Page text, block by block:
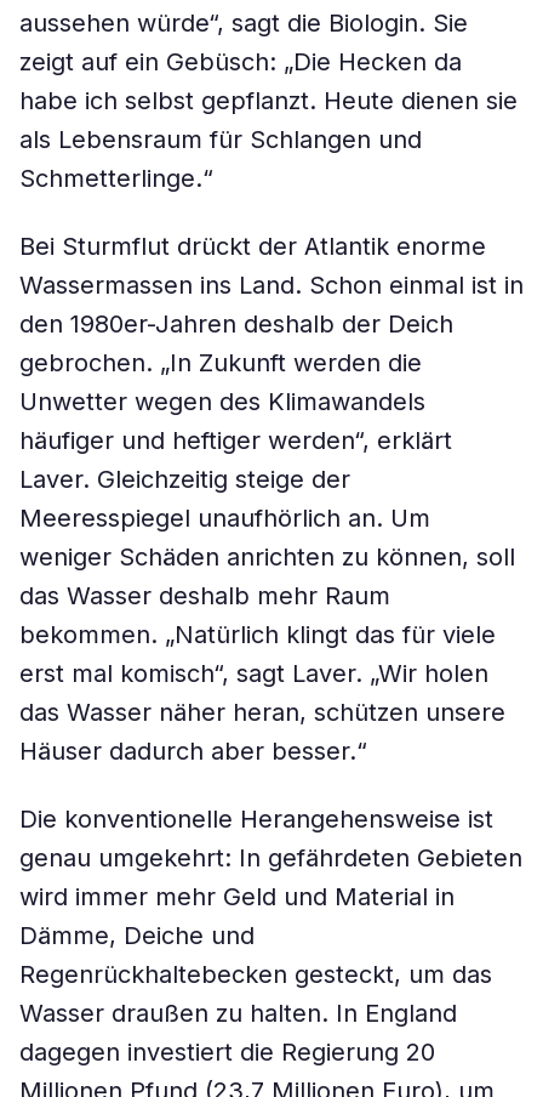
aussehen würde“, sagt die Biologin. Sie
zeigt auf ein Gebüsch: „Die Hecken da
habe ich selbst gepflanzt. Heute dienen sie
als Lebensraum für Schlangen und
Schmetterlinge.“
Bei Sturmflut drückt der Atlantik enorme
Wassermassen ins Land. Schon einmal ist in
den 1980er-Jahren deshalb der Deich
gebrochen. „In Zukunft werden die
Unwetter wegen des Klimawandels
häufiger und heftiger werden“, erklärt
Laver. Gleichzeitig steige der
Meeresspiegel unaufhörlich an. Um
weniger Schäden anrichten zu können, soll
das Wasser deshalb mehr Raum
bekommen. „Natürlich klingt das für viele
erst mal komisch“, sagt Laver. „Wir holen
das Wasser näher heran, schützen unsere
Häuser dadurch aber besser.“
Die konventionelle Herangehensweise ist
genau umgekehrt: In gefährdeten Gebieten
wird immer mehr Geld und Material in
Dämme, Deiche und
Regenrückhaltebecken gesteckt, um das
Wasser draußen zu halten. In England
dagegen investiert die Regierung 20
Millionen Pfund (23,7 Millionen Euro), um